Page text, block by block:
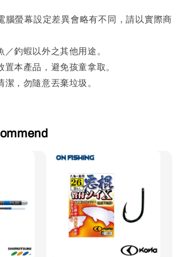
腦螢幕設定差異會略有不同，請以實際商
／釣蝦以外之其他用途。
置本產品，避免孩童拿取。
潔，勿隨意丟棄垃圾。